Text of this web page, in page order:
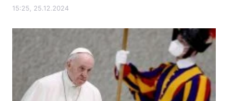
15:25, 25.12.2024